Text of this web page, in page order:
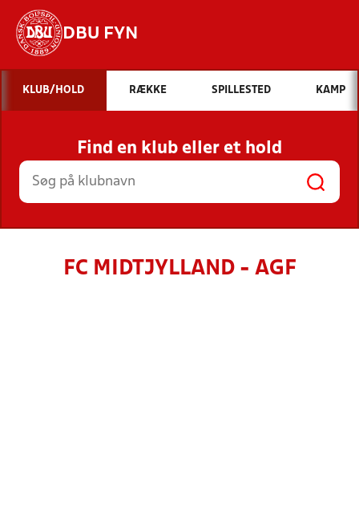
DBU FYN
Hvad vil du søge efter?
INDHOLD OG NYHEDER
STILLINGER, RESULTATER, KLUBBER OG
HOLD
KLUB/HOLD RÆKKE SPILLESTED KAMP
Find en klub eller et hold
FC MIDTJYLLAND - AGF